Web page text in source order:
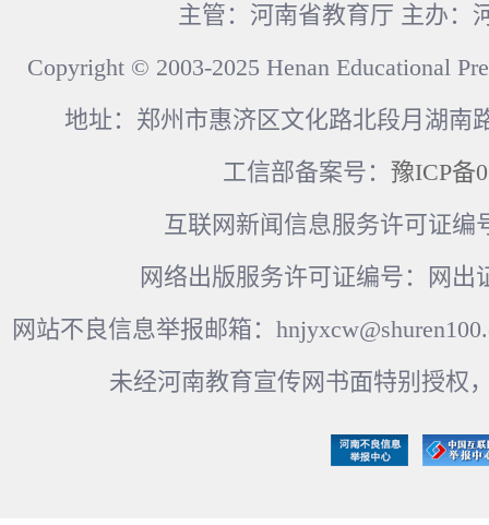
主管：河南省教育厅 主办：
Copyright © 2003-2025 Henan Educational
地址：郑州市惠济区文化路北段月湖南
工信部备案号： 豫ICP备
互联网新闻信息服务许可证编
网络出版服务许可证编号：网出
网站不良信息举报邮箱：
未经河南教育宣传网书面特别授权